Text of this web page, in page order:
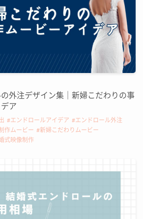
外注デザイン集｜新婦こだわりの事
ア
エンドロールアイデア
エンドロール外注
作ムービー
新婦こだわりムービー
式映像制作